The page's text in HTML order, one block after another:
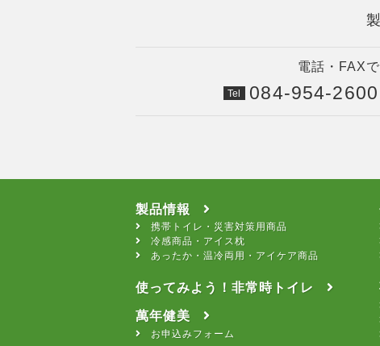
電話・FAX
Tel 084-954-2600
製品情報
携帯トイレ・災害対策用商品
冷感商品・アイス枕
あったか・温冷両用・アイケア商品
使ってみよう！非常時トイレ
萬年健美
お申込みフォーム